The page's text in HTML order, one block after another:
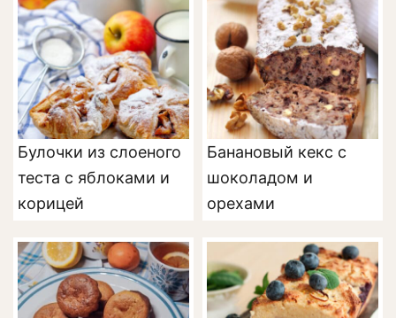
Булочки из слоеного
теста с яблоками и
корицей
Банановый кекс с
шоколадом и
орехами